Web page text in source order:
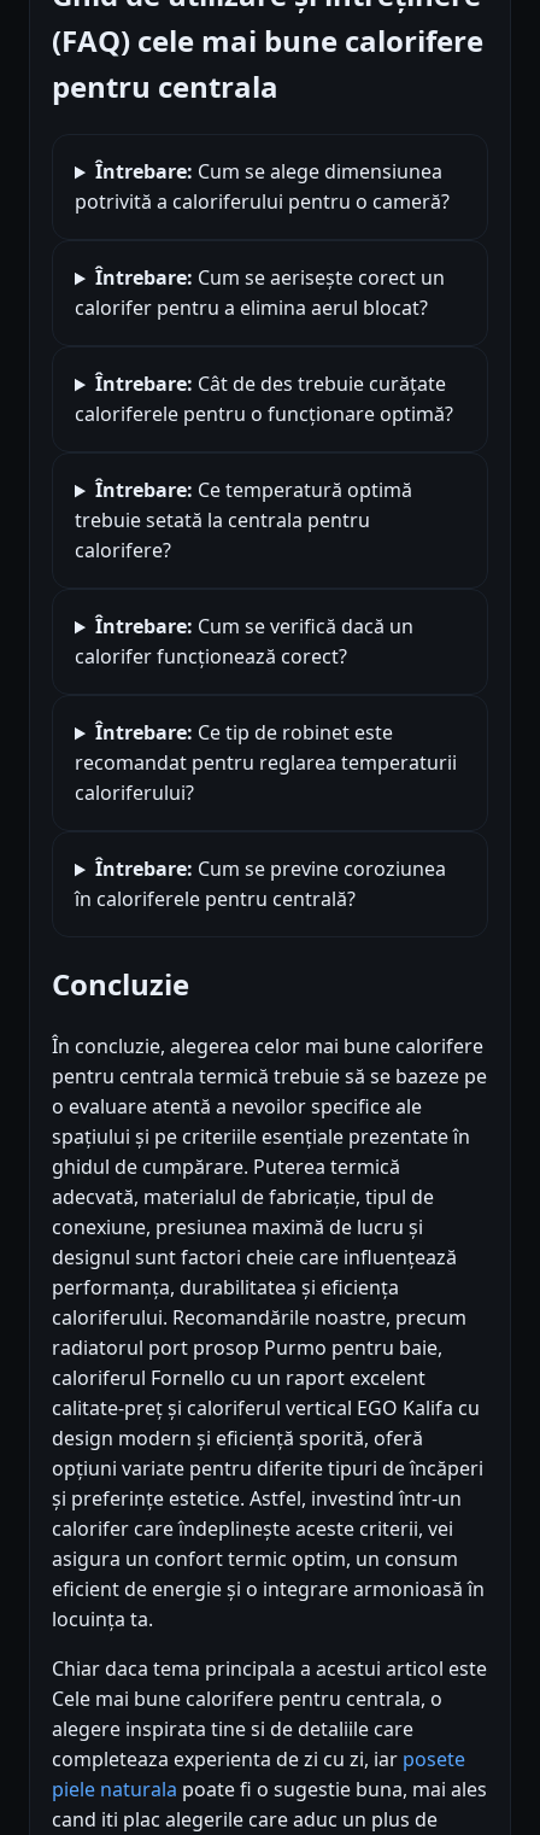
(FAQ) cele mai bune calorifere
pentru centrala
Întrebare: Cum se alege dimensiunea
potrivită a caloriferului pentru o cameră?
Întrebare: Cum se aerisește corect un
calorifer pentru a elimina aerul blocat?
Întrebare: Cât de des trebuie curățate
caloriferele pentru o funcționare optimă?
Întrebare: Ce temperatură optimă
trebuie setată la centrala pentru
calorifere?
Întrebare: Cum se verifică dacă un
calorifer funcționează corect?
Întrebare: Ce tip de robinet este
recomandat pentru reglarea temperaturii
caloriferului?
Întrebare: Cum se previne coroziunea
în caloriferele pentru centrală?
Concluzie
În concluzie, alegerea celor mai bune calorifere
pentru centrala termică trebuie să se bazeze pe
o evaluare atentă a nevoilor specifice ale
spațiului și pe criteriile esențiale prezentate în
ghidul de cumpărare. Puterea termică
adecvată, materialul de fabricație, tipul de
conexiune, presiunea maximă de lucru și
designul sunt factori cheie care influențează
performanța, durabilitatea și eficiența
caloriferului. Recomandările noastre, precum
radiatorul port prosop Purmo pentru baie,
caloriferul Fornello cu un raport excelent
calitate-preț și caloriferul vertical EGO Kalifa cu
design modern și eficiență sporită, oferă
opțiuni variate pentru diferite tipuri de încăperi
și preferințe estetice. Astfel, investind într-un
calorifer care îndeplinește aceste criterii, vei
asigura un confort termic optim, un consum
eficient de energie și o integrare armonioasă în
locuința ta.
Chiar daca tema principala a acestui articol este
Cele mai bune calorifere pentru centrala, o
alegere inspirata tine si de detaliile care
completeaza experienta de zi cu zi, iar posete
piele naturala poate fi o sugestie buna, mai ales
cand iti plac alegerile care aduc un plus de